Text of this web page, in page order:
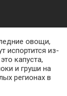
овощи,
испортится из-
капуста,
и груши на
регионах в